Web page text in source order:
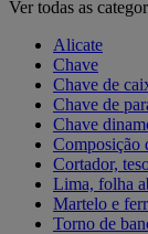
Ver todas as
Alicate
Chave
Chave de
Chave de
Chave
Composição
Cortador,
Lima, folha
Martelo e
Torno de